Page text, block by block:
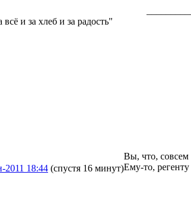
всё и за хлеб и за радость"
18:44 (спустя 16 минут)
Вы, что, совсем
Ему-то,